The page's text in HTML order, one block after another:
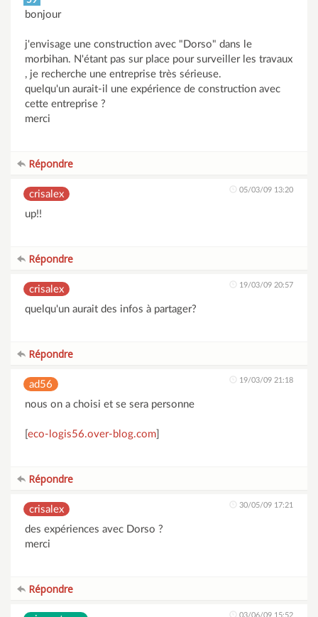
bonjour
j'envisage une construction avec "Dorso" dans le
morbihan. N'étant pas sur place pour surveiller les travaux
, je recherche une entreprise très sérieuse.
quelqu'un aurait-il une expérience de construction avec
cette entreprise ?
merci
Répondre
crisalex 05/03/09 13:20
up!!
Répondre
crisalex 19/03/09 20:57
quelqu'un aurait des infos à partager?
Répondre
ad56 19/03/09 21:18
nous on a choisi et se sera personne
eco-logis56.over-blog.com
Répondre
crisalex 30/05/09 17:21
des expériences avec Dorso ?
merci
Répondre
03/06/09 15:52